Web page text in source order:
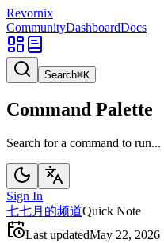
Revornix
CommunityDashboardDocs
Search⌘K
Command Palette
Search for a command to run...
Sign In
七七月的频道Quick Note
Last updatedMay 22, 2026